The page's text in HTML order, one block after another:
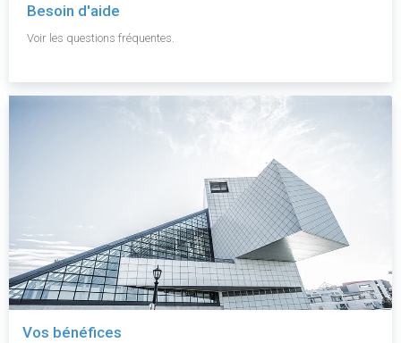
Besoin d'aide
Voir les questions fréquentes.
Vos bénéfices